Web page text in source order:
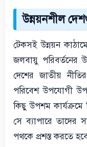
উন্নয়নশীল
টেকসই উন্নয়ন
জলবায়ু পরিবর্তনের
দেশের জাতীয়
পরিবেশ উপযোগী
কিছু উপশম
সে ব্যাপারে
পথকে প্রশস্ত করতে